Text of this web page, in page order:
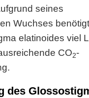
seines
Wuchses benötigt
elatinoides viel
CO2-
des